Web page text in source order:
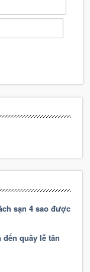
sạn 4 sao được
quầy lễ tân